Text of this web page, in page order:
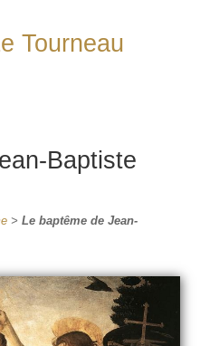
Tourneau
Baptiste
>Le baptême de Jean-